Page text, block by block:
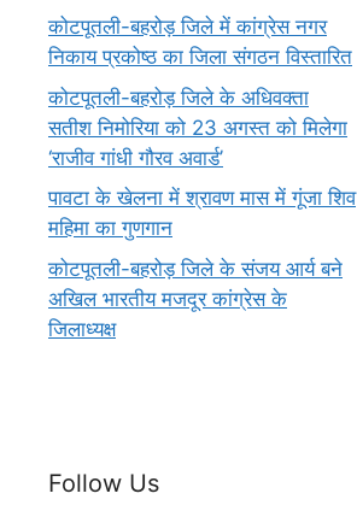
कोटपूतली-बहरोड़ जिले में कांग्रेस नगर
निकाय प्रकोष्ठ का जिला संगठन विस्तारित
कोटपूतली-बहरोड़ जिले के अधिवक्ता
सतीश निमोरिया को 23 अगस्त को मिलेगा
‘राजीव गांधी गौरव अवार्ड’
पावटा के खेलना में श्रावण मास में गूंजा शिव
महिमा का गुणगान
कोटपूतली-बहरोड़ जिले के संजय आर्य बने
अखिल भारतीय मजदूर कांग्रेस के
जिलाध्यक्ष
Follow Us